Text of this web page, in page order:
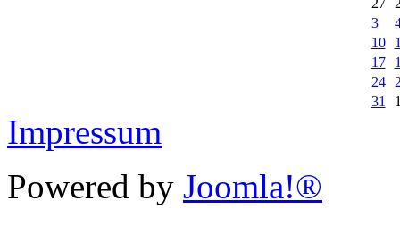
27
3
10
17
24
31
Impressum
Powered by Joomla!®